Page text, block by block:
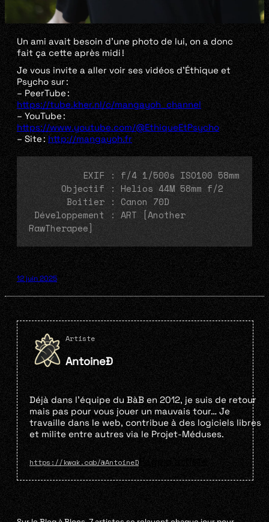
Un ami avait besoin d’une photo de lui, on a donc
fait ça cette après midi !
Je vous invite a aller voir ses vidéos d’Éthique et
Psycho sur :
– PeerTube :
https://tube.kher.nl/c/mangayoh_channel
– YouTube :
https://www.youtube.com/@EthiqueEtPsycho
– Site : http://mangayoh.fr
          EXIF : f/4 1/500s ISO100 58mm
      Objectif : Helios 44M 58mm f/2
       Boitier : Canon 70D
RawTherapee]
12 juin 2025
Artiste
AntoineÐ
Déjà dans l’équipe du BàB en 2012, je suis de retour
mais pas pour vous jouer un mauvais tour… Je
travaille dans le web, contribue à des logiciels libres
et milite entre autres via le Projet-Méduses.
https://kwak.cab/@AntoineD